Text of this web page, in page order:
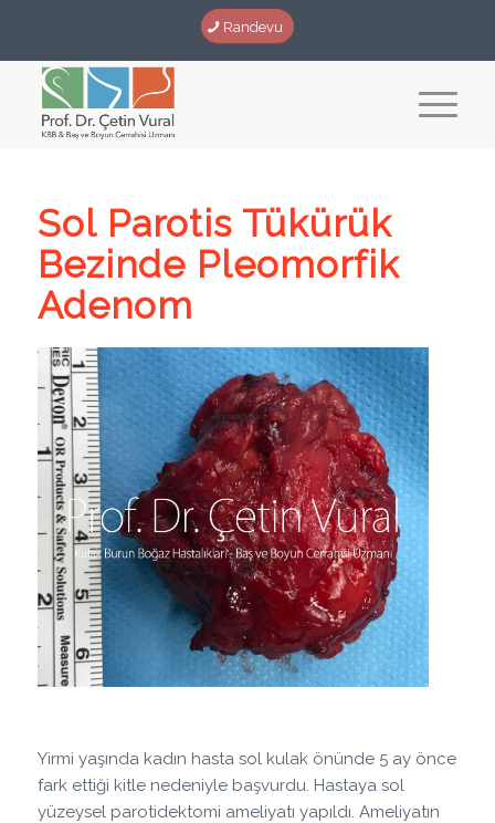
Randevu
Sol Parotis Tükürük
Bezinde Pleomorfik
Adenom
Yirmi yaşında kadın hasta sol kulak önünde 5 ay önce
fark ettiği kitle nedeniyle başvurdu. Hastaya sol
yüzeysel parotidektomi ameliyatı yapıldı. Ameliyatın